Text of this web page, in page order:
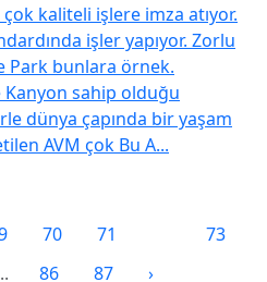
kaliteli işlere imza atıyor.
işler yapıyor. Zorlu
Park bunlara örnek.
sahip olduğu
dünya çapında bir yaşam
AVM çok Bu A...
70 71
73
86 87 ›